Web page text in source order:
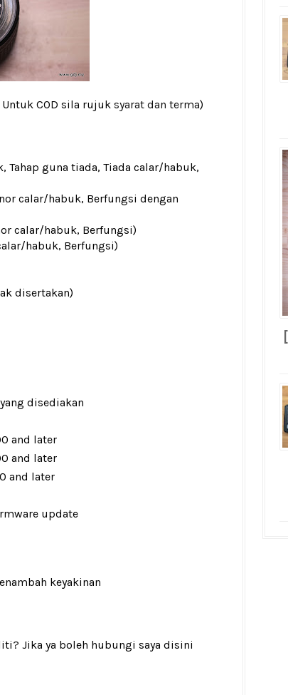
COD sila rujuk syarat dan terma)
Tahap guna tiada, Tiada calar/habuk,
calar/habuk, Berfungsi dengan
calar/habuk, Berfungsi)
habuk, Berfungsi)
disertakan)
disediakan
and later
and later
and later
update
keyakinan
Jika ya boleh hubungi saya disini